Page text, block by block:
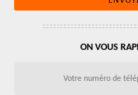
ON VOUS